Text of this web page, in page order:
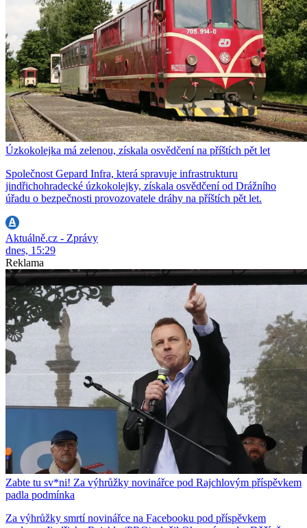
Úzkokolejka má zelenou, získala osvědčení na příštích pět let
Společnost Gepard Infra, která spravuje infrastrukturu
jindřichohradecké úzkokolejky, získala osvědčení od Drážního
úřadu o bezpečnosti provozovatele dráhy na příštích pět let.
Aktuálně.cz - Zprávy
dnes, 15:29
Reklama
Zabte tu sv*ni! Za výhrůžky novinářce pod Rajchlovým příspěvkem
padla podmínka
Za výhrůžky smrtí novinářce na Facebooku pod příspěvkem